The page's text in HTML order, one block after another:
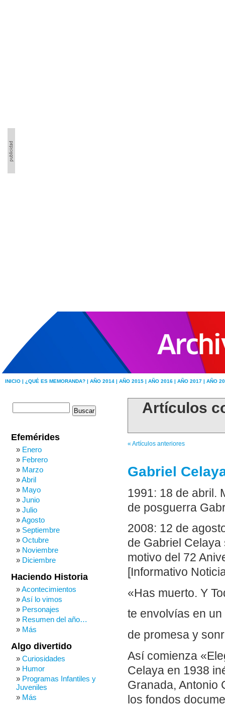
INICIO | ¿QUÉ ES MEMORANDA? | AÑO 2014 | AÑO 2015 | AÑO 2016 | AÑO 2017 | AÑO
Artículos
« Artículos anteriores
Gabriel
1991: 18 de abril.
de posguerra
2008: 12 de
de Gabriel
motivo del 72
[Informativo
«Has muerto. Y
te envolvías en
de promesa y
Así comienza
Celaya en 1938
Granada, Antonio
los fondos
Efemérides
Enero
Febrero
Marzo
Abril
Mayo
Junio
Julio
Agosto
Septiembre
Octubre
Noviembre
Diciembre
Haciendo Historia
Acontecimientos
Así lo vimos
Personajes
Resumen del año…
Más
Algo divertido
Curiosidades
Humor
Programas Infantiles y
Juveniles
Más